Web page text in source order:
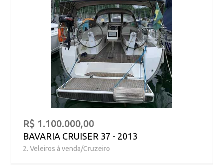
R$ 1.100.000,00
BAVARIA CRUISER 37 - 2013
2. Veleiros à venda/Cruzeiro